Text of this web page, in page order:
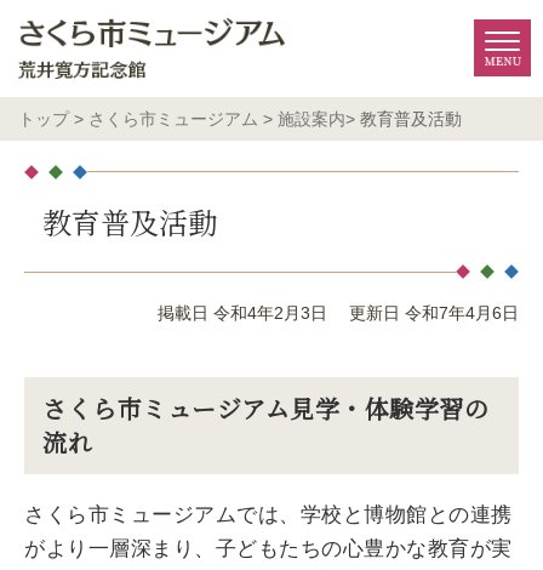
トップ> さくら市ミュージアム > 施設案内> 教育普及活動
教育普及活動
掲載日 令和4年2月3日 更新日 令和7年4月6日
さくら市ミュージアム見学・体験学習の
流れ
​​​​​​さくら市ミュージアムでは、学校と博物館との連携
がより一層深まり、子どもたちの心豊かな教育が実